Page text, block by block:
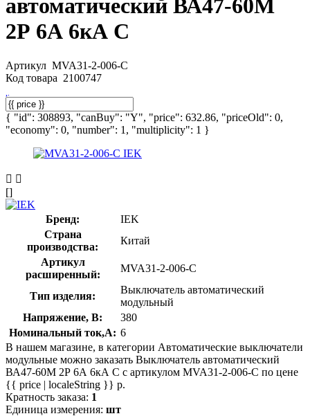
автоматический ВА47-60M
2Р 6А 6кА С
Артикул MVA31-2-006-C
Код товара 2100747
{ "id": 308893, "canBuy": "Y", "price": 632.86, "priceOld": 0,
"economy": 0, "number": 1, "multiplicity": 1 }
[]
Бренд:
IEK
Страна
производства:
Китай
Артикул
расширенный:
MVA31-2-006-C
Тип изделия:
Выключатель автоматический
модульный
Напряжение, В:
380
Номинальный ток,А: 6
В нашем магазине, в категории Автоматические выключатели
модульные можно заказать Выключатель автоматический
ВА47-60M 2Р 6А 6кА С с артикулом MVA31-2-006-C по цене
{{ price | localeString }} р.
Кратность заказа: 1
Единица измерения: шт